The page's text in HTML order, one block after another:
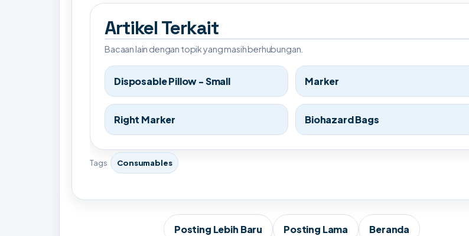
Artikel Terkait
Bacaan lain dengan topik yang masih berhubungan.
Disposable Pillow - Small Marker
Right Marker Biohazard Bags
Tags Consumables
Posting Lebih Baru Posting Lama Beranda